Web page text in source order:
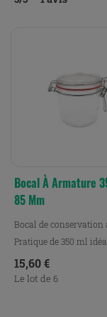
Bocal À Armature
85 Mm
Bocal de conservation
Pratique de 350 ml
conservation,...
Prix
15,60 €
Le lot de 6